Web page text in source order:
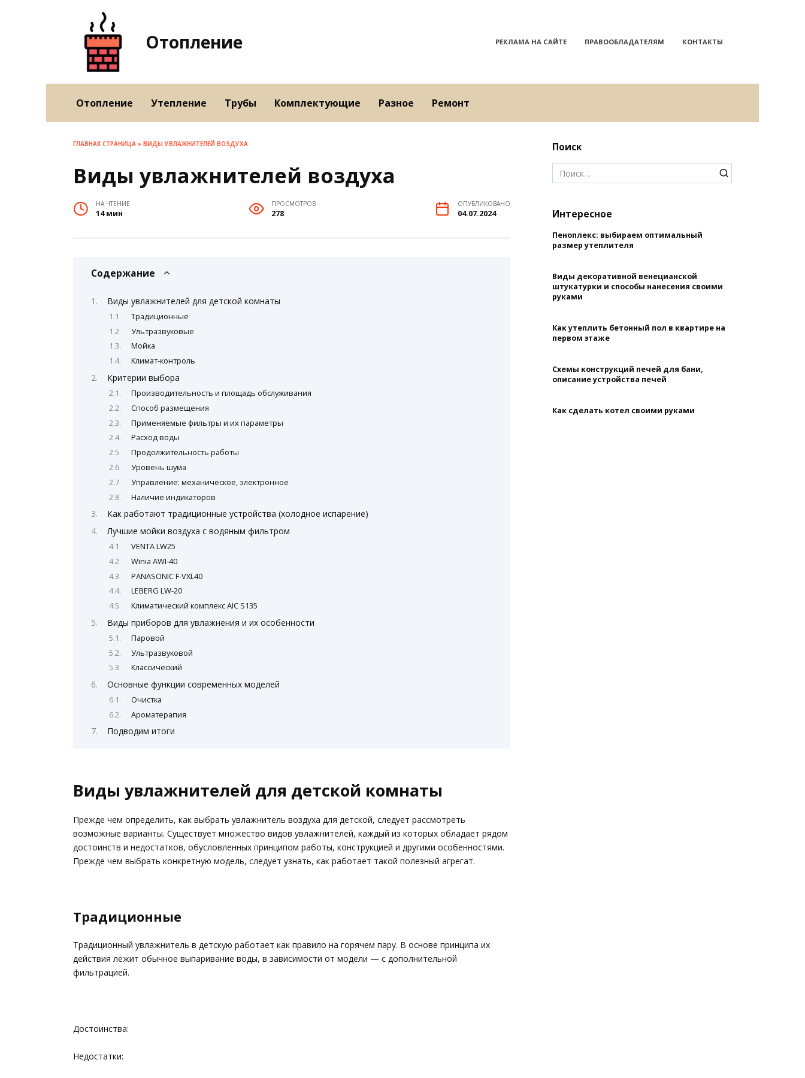
Отопление РЕКЛАМА НА САЙТЕ ПРАВООБЛАДАТЕЛЯМ КОНТАКТЫ
Отопление Утепление Трубы Комплектующие Разное Ремонт
ГЛАВНАЯ СТРАНИЦА » ВИДЫ УВЛАЖНИТЕЛЕЙ ВОЗДУХА
Виды увлажнителей воздуха
НА ЧТЕНИЕ
14 мин
ПРОСМОТРОВ
278
ОПУБЛИКОВАНО
04.07.2024
Содержание
Виды увлажнителей для детской комнаты
Традиционные
Ультразвуковые
Мойка
Климат-контроль
Критерии выбора
Производительность и площадь обслуживания
Способ размещения
Применяемые фильтры и их параметры
Расход воды
Продолжительность работы
Уровень шума
Управление: механическое, электронное
Наличие индикаторов
Как работают традиционные устройства (холодное испарение)
Лучшие мойки воздуха с водяным фильтром
VENTA LW25
Winia AWI-40
PANASONIC F-VXL40
LEBERG LW-20
Климатический комплекс AIC S135
Виды приборов для увлажнения и их особенности
Паровой
Ультразвуковой
Классический
Основные функции современных моделей
Очистка
Ароматерапия
Подводим итоги
Виды увлажнителей для детской комнаты
Прежде чем определить, как выбрать увлажнитель воздуха для детской, следует рассмотреть
возможные варианты. Существует множество видов увлажнителей, каждый из которых обладает рядом
достоинств и недостатков, обусловленных принципом работы, конструкцией и другими особенностями.
Прежде чем выбрать конкретную модель, следует узнать, как работает такой полезный агрегат.
Традиционные
Традиционный увлажнитель в детскую работает как правило на горячем пару. В основе принципа их
действия лежит обычное выпаривание воды, в зависимости от модели — с дополнительной
фильтрацией.
Достоинства:
Недостатки:
Поиск
Search
for:
Интересное
Пеноплекс: выбираем оптимальный
размер утеплителя
Виды декоративной венецианской
штукатурки и способы нанесения своими
руками
Как утеплить бетонный пол в квартире на
первом этаже
Схемы конструкций печей для бани,
описание устройства печей
Как сделать котел своими руками